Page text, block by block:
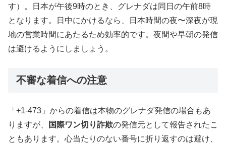
す）。日本が午後9時のとき、グレナダは同日の午前8時
となります。日中にかけるなら、日本時間の夜〜深夜が現
地の営業時間にあたるため効率的です。夜間や早朝の発信
は避けるようにしましょう。
不審な着信への注意
「+1-473」からの着信は本物のグレナダ発信の場合もあ
りますが、
国際ワン切り詐欺の発信元として報告されたこ
ともあります。心当たりのない番号に折り返すのは避け、